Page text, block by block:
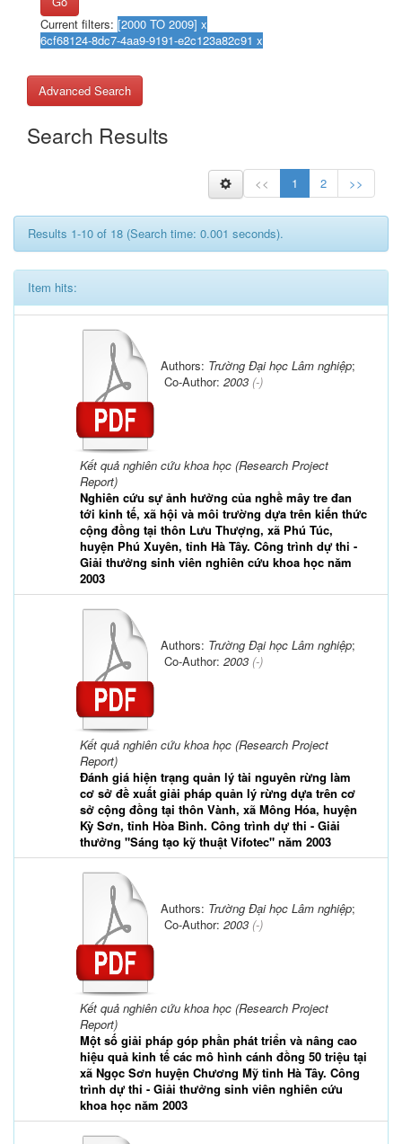
Current filters:
Advanced Search
Search Results
<< 1 2 >>
Results 1-10 of 18 (Search time: 0.001 seconds).
Item hits:
Kết quả nghiên cứu khoa học (Research Project
Report)
Nghiên cứu sự ảnh hưởng của nghề mây tre đan
tới kinh tế, xã hội và môi trường dựa trên kiến thức
cộng đồng tại thôn Lưu Thượng, xã Phú Túc,
huyện Phú Xuyên, tỉnh Hà Tây. Công trình dự thi -
Giải thưởng sinh viên nghiên cứu khoa học năm
2003
Authors: Trường Đại học Lâm nghiệp;
Co-Author: 2003 (-)
Kết quả nghiên cứu khoa học (Research Project
Report)
Đánh giá hiện trạng quản lý tài nguyên rừng làm
cơ sở đề xuất giải pháp quản lý rừng dựa trên cơ
sở cộng đồng tại thôn Vành, xã Mông Hóa, huyện
Kỳ Sơn, tỉnh Hòa Bình. Công trình dự thi - Giải
thưởng "Sáng tạo kỹ thuật Vifotec" năm 2003
Authors: Trường Đại học Lâm nghiệp;
Co-Author: 2003 (-)
Kết quả nghiên cứu khoa học (Research Project
Report)
Một số giải pháp góp phần phát triển và nâng cao
hiệu quả kinh tế các mô hình cánh đồng 50 triệu tại
xã Ngọc Sơn huyện Chương Mỹ tỉnh Hà Tây. Công
trình dự thi - Giải thưởng sinh viên nghiên cứu
khoa học năm 2003
Authors: Trường Đại học Lâm nghiệp;
Co-Author: 2003 (-)